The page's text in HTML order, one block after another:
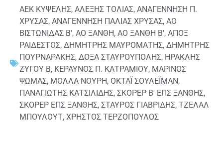
ΑΕΚ ΚΥΨΕΛΗΣ, ΑΛΕΞΗΣ ΤΟΛΙΑΣ, ΑΝΑΓΕΝΝΗΣΗ Π.
ΧΡΥΣΑΣ, ΑΝΑΓΕΝΝΗΣΗ ΠΑΛΙΑΣ ΧΡΥΣΑΣ, ΑΟ
ΒΙΣΤΩΝΙΔΑΣ Β', ΑΟ ΞΑΝΘΗ, ΑΟ ΞΑΝΘΗ Β', ΑΠΟΞ
ΡΑΙΔΕΣΤΟΣ, ΔΗΜΗΤΡΗΣ ΜΑΥΡΟΜΑΤΗΣ, ΔΗΜΗΤΡΗΣ
ΠΟΥΡΝΑΡΑΚΗΣ, ΔΟΞΑ ΣΤΑΥΡΟΥΠΟΛΗΣ, ΗΡΑΚΛΗΣ
ΖΥΓΟΥ Β, ΚΕΡΑΥΝΟΣ Π. ΚΑΤΡΑΜΙΟΥ, ΜΑΡΙΝΟΣ
ΨΩΜΑΣ, ΜΟΛΛΑ ΝΟΥΡΗ, ΟΚΤΑΪ ΣΟΥΛΕΪΜΑΝ,
ΠΑΝΑΓΙΩΤΗΣ ΚΑΤΣΙΛΙΔΗΣ, ΣΚΟΡΕΡ Β' ΕΠΣ ΞΑΝΘΗΣ,
ΣΚΟΡΕΡ ΕΠΣ ΞΑΝΘΗΣ, ΣΤΑΥΡΟΣ ΓΙΑΒΡΙΔΗΣ, ΤΖΕΛΑΛ
ΜΠΟΥΛΟΥΤ, ΧΡΗΣΤΟΣ ΤΕΡΖΟΠΟΥΛΟΣ